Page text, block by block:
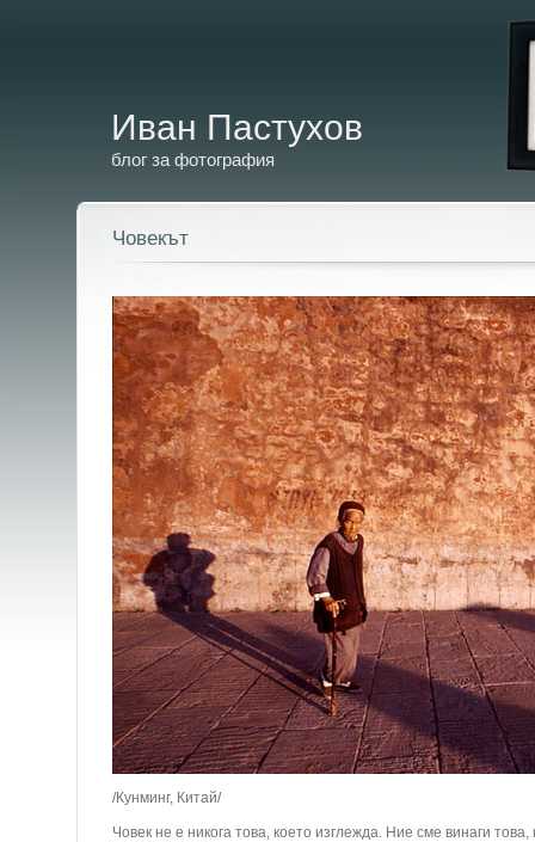
Иван Пастухов
блог за фотография
Човекът
/Кунминг, Китай/
Човек не е никога това, което изглежда. Ние сме винаги